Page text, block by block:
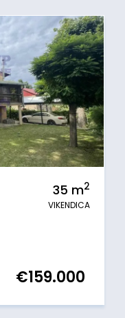
35 m2
VIKENDICA
€159.000